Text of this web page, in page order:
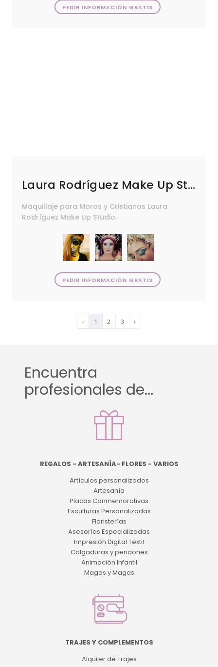
PEDIR INFORMACIÓN GRATIS
Laura Rodríguez Make Up Studio
Maquillaje para Moros y Cristianos Laura
Rodríguez Make Up Studio.
PEDIR INFORMACIÓN GRATIS
‹ 1 2 3 ›
Encuentra
profesionales de...
REGALOS - ARTESANÍA- FLORES - VARIOS
Artículos personalizados
Artesanía
Placas Conmemorativas
Esculturas Personalizadas
Floristerías
Asesorías Especializadas
Impresión Digital Textil
Colgaduras y pendones
Animación Infantil
Magos y Magas
TRAJES Y COMPLEMENTOS
Alquiler de Trajes